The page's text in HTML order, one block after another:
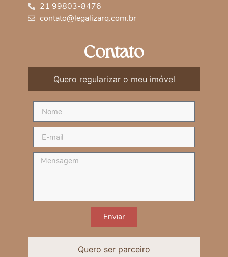
21 99803-8476
contato@legalizarq.com.br
Contato
Quero regularizar o meu imóvel
Quero ser parceiro
Enviar